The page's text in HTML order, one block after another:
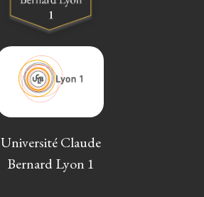
Université Claude
Bernard Lyon 1